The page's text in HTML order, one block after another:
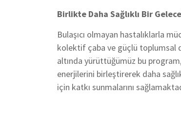
Birlikte Daha Sağlıklı Bir
Bulaşıcı olmayan hastalıklarla
kolektif çaba ve güçlü toplumsal
altında yürüttüğümüz bu
enerjilerini birleştirerek daha
için katkı sunmalarını